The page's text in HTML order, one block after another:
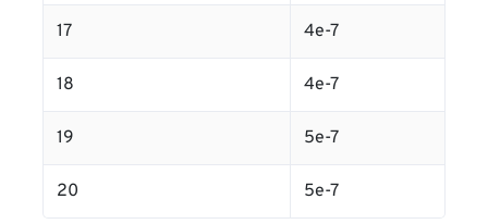
17 4e-7
18 4e-7
19 5e-7
20 5e-7